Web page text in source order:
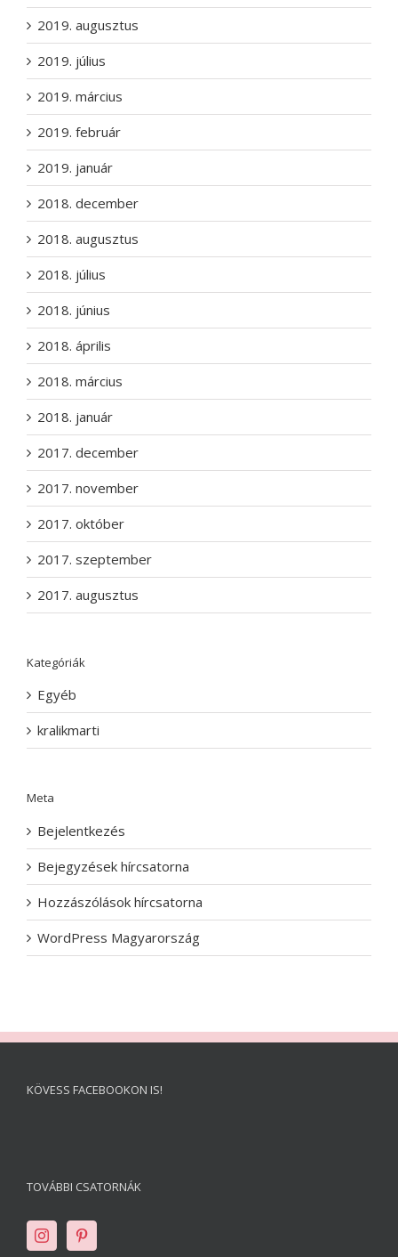
2019. augusztus
2019. július
2019. március
2019. február
2019. január
2018. december
2018. augusztus
2018. július
2018. június
2018. április
2018. március
2018. január
2017. december
2017. november
2017. október
2017. szeptember
2017. augusztus
Kategóriák
Egyéb
kralikmarti
Meta
Bejelentkezés
Bejegyzések hírcsatorna
Hozzászólások hírcsatorna
WordPress Magyarország
KÖVESS FACEBOOKON IS!
TOVÁBBI CSATORNÁK